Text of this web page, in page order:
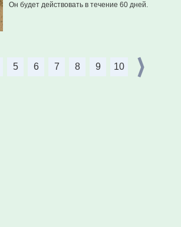
Он будет действовать в течение 60 дней.
5 6 7 8 9 10